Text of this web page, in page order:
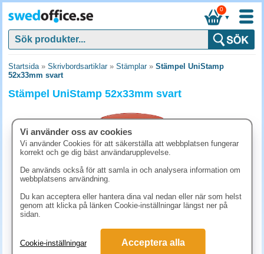
▼
0
Startsida» Skrivbordsartiklar» Stämplar» Stämpel UniStamp
52x33mm svart
Stämpel UniStamp 52x33mm svart
581.30 kr (inkl. moms)
Vi använder oss av cookies
Vi använder Cookies för att säkerställa att webbplatsen fungerar
korrekt och ge dig bäst användarupplevelse.
De används också för att samla in och analysera information om
webbplatsens användning.
Du kan acceptera eller hantera dina val nedan eller när som helst
genom att klicka på länken Cookie-inställningar längst ner på
sidan.
Cookie-inställningar Acceptera alla